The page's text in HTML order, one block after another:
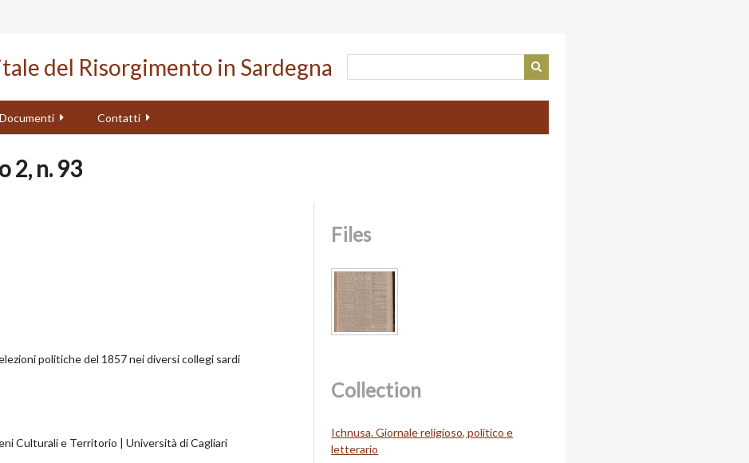
del Risorgimento in Sardegna
Documenti Contatti
2, n. 93
politiche del 1857 nei diversi collegi sardi
Culturali e Territorio | Università di Cagliari
Files
Collection
Ichnusa. Giornale religioso, politico e
letterario